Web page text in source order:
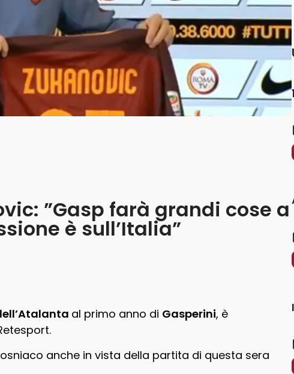
”Gasp farà grandi cose a
è sull’Italia”
al primo anno di Gasperini, è
anche in vista della partita di questa sera